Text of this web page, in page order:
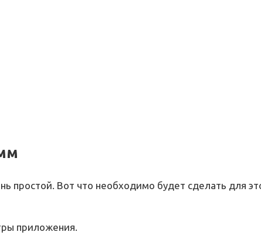
простой. Вот что необходимо будет сделать для
приложения.